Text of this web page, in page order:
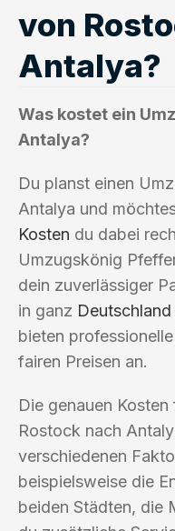
von
Antalya?
Was kostet ein
Antalya?
Du planst einen
Antalya und
Kosten du dabei
Umzugskönig
dein zuverlässiger
in ganz Deutschland
bieten
fairen Preisen an.
Die genauen
Rostock nach
verschiedenen
beispielsweise die
beiden Städten, die